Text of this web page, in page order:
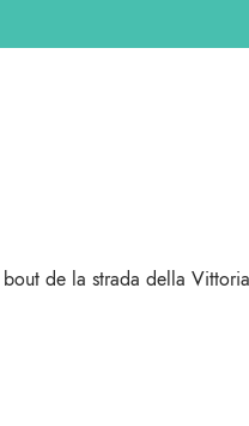
de la strada della